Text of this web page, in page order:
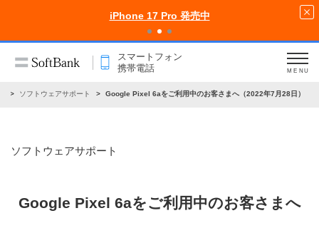
iPhone 17 Pro 発売中
スマートフォン
携帯電話
MENU
ソフトウェアサポート Google Pixel 6aをご利用中のお客さまへ（2022年7月28日）
ソフトウェアサポート
Google Pixel 6aをご利用中のお客さまへ